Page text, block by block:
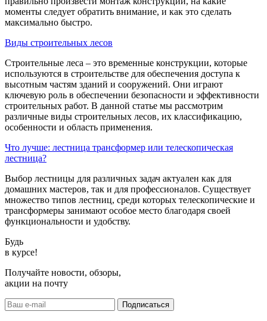
моменты следует обратить внимание, и как это сделать
максимально быстро.
Виды строительных лесов
Строительные леса – это временные конструкции, которые
используются в строительстве для обеспечения доступа к
высотным частям зданий и сооружений. Они играют
ключевую роль в обеспечении безопасности и эффективности
строительных работ. В данной статье мы рассмотрим
различные виды строительных лесов, их классификацию,
особенности и область применения.
Что лучше: лестница трансформер или телескопическая
лестница?
Выбор лестницы для различных задач актуален как для
домашних мастеров, так и для профессионалов. Существует
множество типов лестниц, среди которых телескопические и
трансформеры занимают особое место благодаря своей
функциональности и удобству.
Будь
в курсе!
Получайте новости, обзоры,
акции на почту